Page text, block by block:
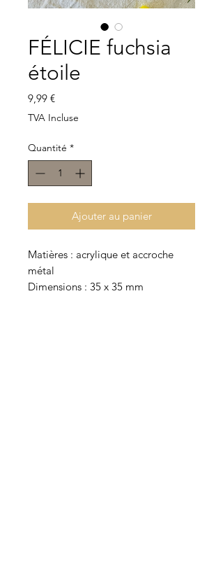
FÉLICIE fuchsia
étoile
9,99 €Prix
TVA Incluse
Quantité *
Ajouter au panier
Matières : acrylique et accroche
métal
Dimensions : 35 x 35 mm